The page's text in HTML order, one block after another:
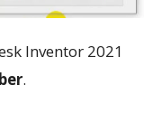
Inventor 2021
.